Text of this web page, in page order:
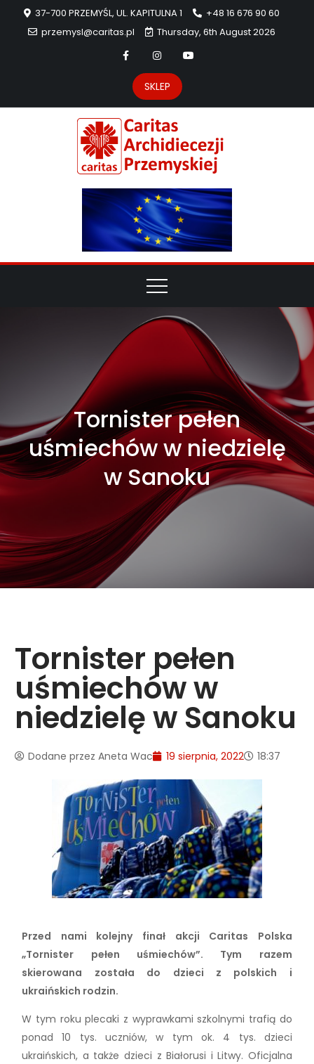
37-700 PRZEMYŚL, UL. KAPITULNA 1
+48 16 676 90 60
przemysl@caritas.pl
Thursday, 6th August 2026
SKLEP
Tornister pełen
uśmiechów w niedzielę
w Sanoku
Tornister pełen
uśmiechów w
niedzielę w Sanoku
Dodane przez Aneta Wac 19 sierpnia, 2022 18:37
Przed nami kolejny finał akcji Caritas Polska
„Tornister pełen uśmiechów”. Tym razem
skierowana została do dzieci z polskich i
ukraińskich rodzin.
W tym roku plecaki z wyprawkami szkolnymi trafią do
ponad 10 tys. uczniów, w tym ok. 4 tys. dzieci
ukraińskich, a także dzieci z Białorusi i Litwy. Oficjalna